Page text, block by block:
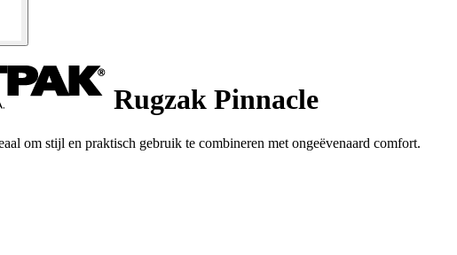
Rugzak Pinnacle
om stijl en praktisch gebruik te combineren met ongeëvenaard comfort.